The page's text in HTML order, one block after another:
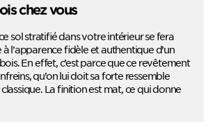
chez vous
sol stratifié dans votre intérieur se fera
l’apparence fidèle et authentique d’un
En effet, c’est parce que ce revêtement
qu’on lui doit sa forte ressemble
La finition est mat, ce qui donne